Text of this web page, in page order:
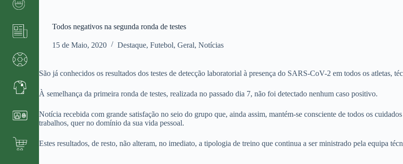
Todos negativos na segunda ronda de testes
15 de Maio, 2020 Destaque,Futebol,Geral,Notícias
São já conhecidos os resultados dos testes de detecção laboratorial à presença do SARS-CoV-2 em todos os atletas,
À semelhança da primeira ronda de testes, realizada no passado dia 7, não foi detectado nenhum caso positivo.
Notícia recebida com grande satisfação no seio do grupo que, ainda assim, mantém-se consciente de todos os
trabalhos, quer no domínio da sua vida pessoal.
Estes resultados, de resto, não alteram, no imediato, a tipologia de treino que continua a ser ministrado pela equipa